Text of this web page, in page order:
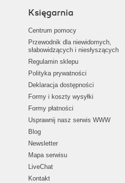
Księgarnia
Centrum pomocy
Przewodnik dla niewidomych,
słabowidzących i niesłyszących
Regulamin sklepu
Polityka prywatności
Deklaracja dostępności
Formy i koszty wysyłki
Formy płatności
Usprawnij nasz serwis WWW
Blog
Newsletter
Mapa serwisu
LiveChat
Kontakt